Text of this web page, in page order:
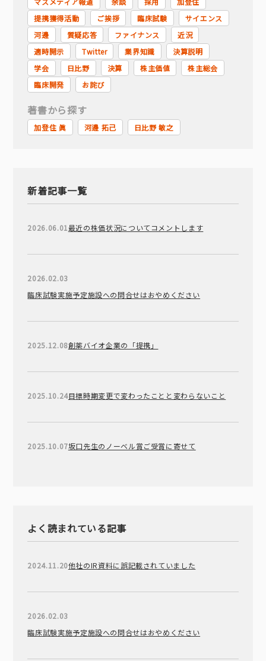
提携獲得活動
ご挨拶 臨床試験
サイエンス
河邊
質疑応答 ファイナンス
近況
適時開示
Twitter 業界知識
決算説明
学会
日比野 決算 株主価値
株主総会
臨床開発
お詫び
著書から探す
加登住 眞 河邊 拓己 日比野 敏之
新着記事一覧
2026.06.01最近の株価状況についてコメントします
2026.02.03
臨床試験実施予定施設への問合せはおやめください
2025.12.08創薬バイオ企業の「提携」
2025.10.24目標時期変更で変わったことと変わらないこと
2025.10.07坂口先生のノーベル賞ご受賞に寄せて
よく読まれている記事
2024.11.20他社のIR資料に誤記載されていました
2026.02.03
臨床試験実施予定施設への問合せはおやめください